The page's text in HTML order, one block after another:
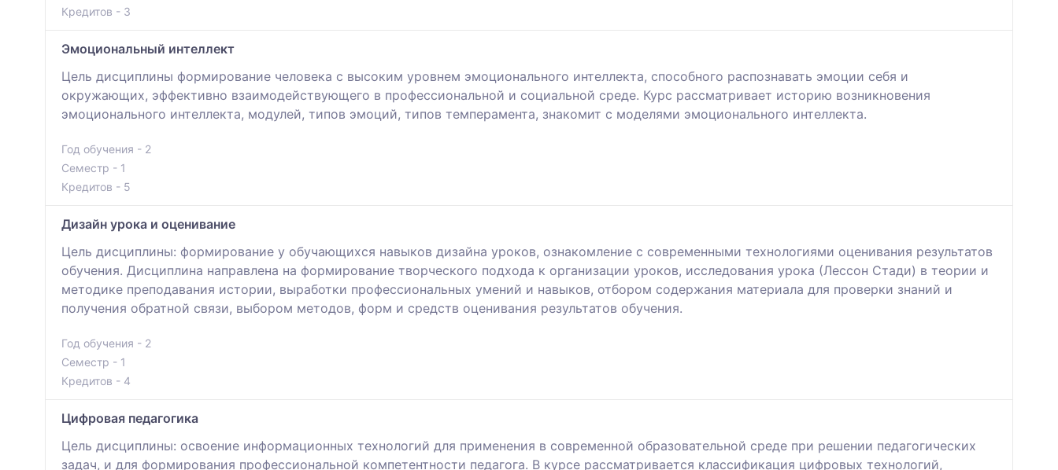
Кредитов - 3
Эмоциональный интеллект
Цель дисциплины формирование человека с высоким уровнем эмоционального интеллекта, способного распознавать эмоции себя и
окружающих, эффективно взаимодействующего в профессиональной и социальной среде. Курс рассматривает историю возникновения
эмоционального интеллекта, модулей, типов эмоций, типов темперамента, знакомит с моделями эмоционального интеллекта.
Год обучения - 2
Семестр - 1
Кредитов - 5
Дизайн урока и оценивание
Цель дисциплины: формирование у обучающихся навыков дизайна уроков, ознакомление с современными технологиями оценивания результатов
обучения. Дисциплина направлена на формирование творческого подхода к организации уроков, исследования урока (Лессон Стади) в теории и
методике преподавания истории, выработки профессиональных умений и навыков, отбором содержания материала для проверки знаний и
получения обратной связи, выбором методов, форм и средств оценивания результатов обучения.
Год обучения - 2
Семестр - 1
Кредитов - 4
Цифровая педагогика
Цель дисциплины: освоение информационных технологий для применения в современной образовательной среде при решении педагогических
задач, и для формирования профессиональной компетентности педагога. В курсе рассматривается классификация цифровых технологий,